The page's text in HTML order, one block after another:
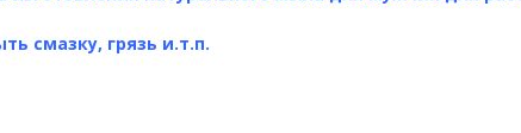
смазку, грязь и.т.п.